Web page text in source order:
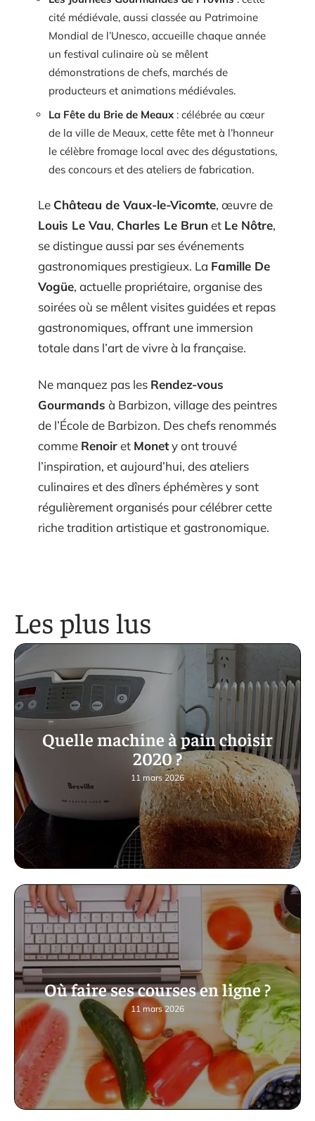
cité médiévale, aussi classée au Patrimoine
Mondial de l’Unesco, accueille chaque année
un festival culinaire où se mêlent
démonstrations de chefs, marchés de
producteurs et animations médiévales.
La Fête du Brie de Meaux : célébrée au cœur
de la ville de Meaux, cette fête met à l’honneur
le célèbre fromage local avec des dégustations,
des concours et des ateliers de fabrication.
Le Château de Vaux-le-Vicomte, œuvre de
Louis Le Vau, Charles Le Brunet Le Nôtre,
se distingue aussi par ses événements
gastronomiques prestigieux. La Famille De
Vogüe, actuelle propriétaire, organise des
soirées où se mêlent visites guidées et repas
gastronomiques, offrant une immersion
totale dans l’art de vivre à la française.
Ne manquez pas les Rendez-vous
Gourmands à Barbizon, village des peintres
de l’École de Barbizon. Des chefs renommés
comme Renoiret Monety ont trouvé
l’inspiration, et aujourd’hui, des ateliers
culinaires et des dîners éphémères y sont
régulièrement organisés pour célébrer cette
riche tradition artistique et gastronomique.
Les plus lus
Quelle machine à pain choisir
2020 ?
11 mars 2026
Où faire ses courses en ligne ?
11 mars 2026